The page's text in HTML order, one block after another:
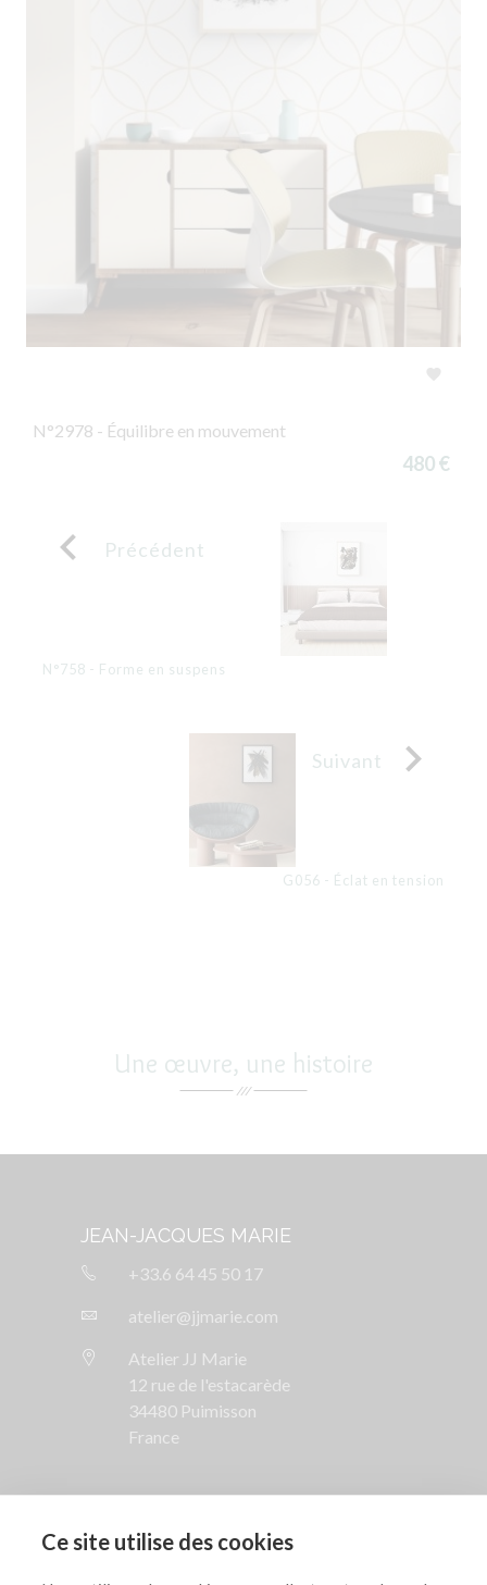
Ce site utilise des cookies

N°2978 - Équilibre en mouvement
480 €
 Précédent
N°758 - Forme en suspens
Suivant 
G056 - Éclat en tension
Une œuvre, une histoire
JEAN-JACQUES MARIE
+33.6 64 45 50 17
atelier@jjmarie.com
Atelier JJ Marie
12 rue de l'estacarède
34480 Puimisson
France